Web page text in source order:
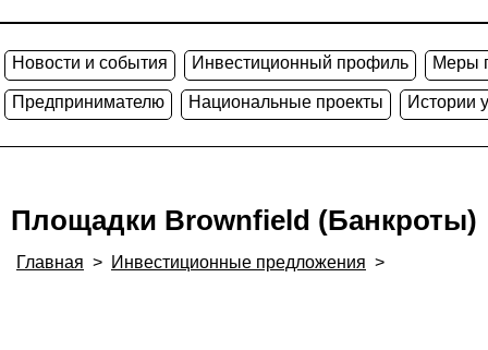
Новости и события Инвестиционный профиль Меры
Предпринимателю Национальные проекты Истории
Площадки Brownfield (Банкроты)
Главная > Инвестиционные предложения >